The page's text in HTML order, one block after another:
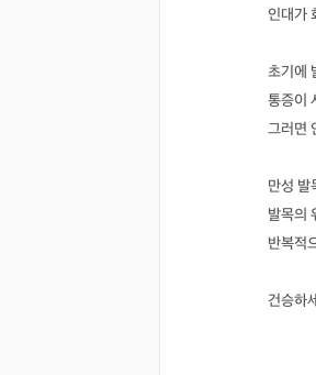
인대가
초기에
통증이
그러면
만성 발
발목의
반복적
건승하